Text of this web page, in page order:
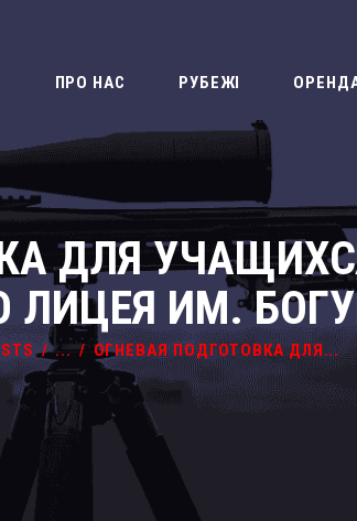
ПРО НАС РУБЕЖІ
ДЛЯ
ЛИЦЕЯ ИМ.
... ОГНЕВАЯ ПОДГОТОВКА ДЛЯ...
ЗБРОЇ
ТА